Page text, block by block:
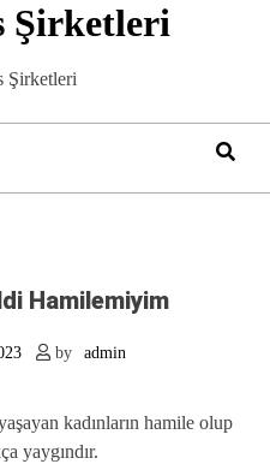
Şirketleri
Şirketleri
Hamilemiyim
by admin
kadınların hamile olup
yaygındır.